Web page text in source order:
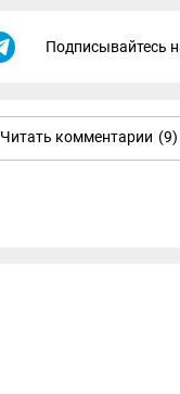
Подписывайтесь
Читать комментарии (9)